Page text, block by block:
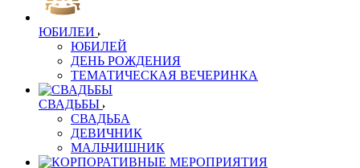
ЮБИЛЕИ
ЮБИЛЕЙ
ДЕНЬ РОЖДЕНИЯ
ТЕМАТИЧЕСКАЯ ВЕЧЕРИНКА
СВАДЬБЫ
СВАДЬБА
ДЕВИЧНИК
МАЛЬЧИШНИК